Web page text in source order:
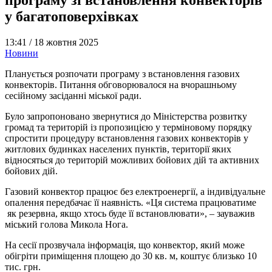
у багатоповерхівках
13:41 / 18 жовтня 2025
Новини
Планується розпочати програму з встановлення газових
конвекторів. Питання обговорювалося на вчорашньому
сесійному засіданні міської ради.
Було запропоновано звернутися до Міністерства розвитку
громад та територій із пропозицією у терміновому порядку
спростити процедуру встановлення газових конвекторів у
житлових будинках населених пунктів, території яких
відносяться до територій можливих бойових дій та активних
бойових дій.
Газовий конвектор працює без електроенергії, а індивідуальне
опалення передбачає її наявність. «Ця система працюватиме
як резервна, якщо хтось буде її встановлювати», – зауважив
міський голова Микола Нога.
На сесії прозвучала інформація, що конвектор, який може
обігріти приміщення площею до 30 кв. м, коштує близько 10
тис. грн.